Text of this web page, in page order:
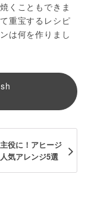
くこともできま
重宝するレシピ
は何を作りまし
役に！アヒージ
気アレンジ5選